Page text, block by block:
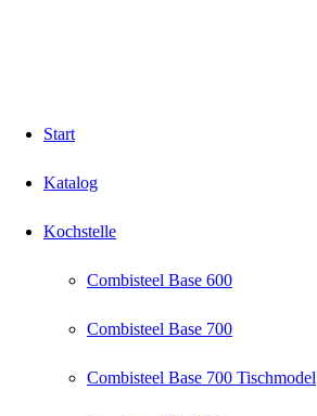
Start
Katalog
Kochstelle
Combisteel Base 600
Combisteel Base 700
Combisteel Base 700 Tischmodel